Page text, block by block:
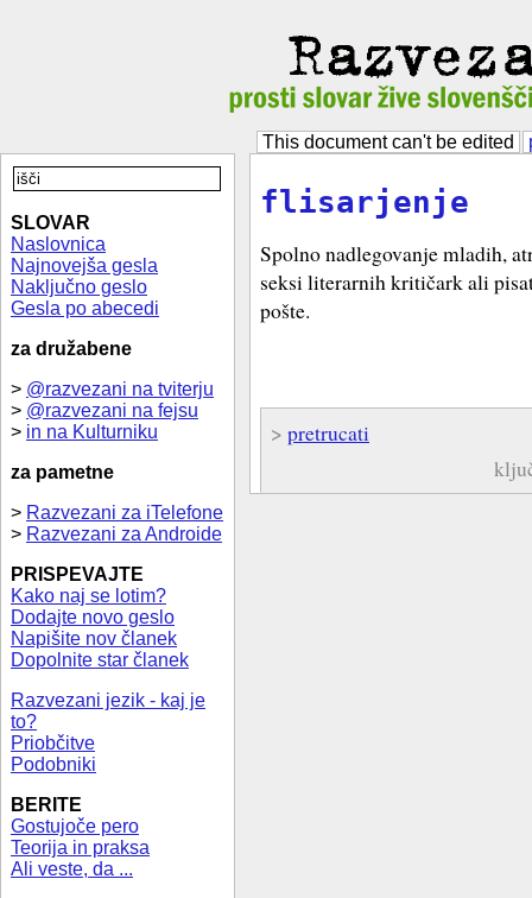
This document can't be edited
SLOVAR
Naslovnica
Najnovejša gesla
Naključno geslo
Gesla po abecedi
za družabene
> @razvezani na tviterju
> @razvezani na fejsu
> in na Kulturniku
za pametne
> Razvezani za iTelefone
> Razvezani za Androide
PRISPEVAJTE
Kako naj se lotim?
Dodajte novo geslo
Napišite nov članek
Dopolnite star članek
Razvezani jezik - kaj je
to?
Priobčitve
Podobniki
BERITE
Gostujoče pero
Teorija in praksa
Ali veste, da ...
flisarjenje
Spolno nadlegovanje mladih,
seksi literarnih kritičark ali
pošte.
> pretrucati